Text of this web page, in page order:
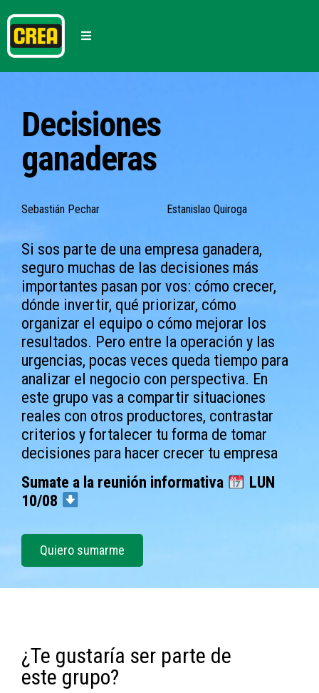
Decisiones
ganaderas
Sebastián Pechar Estanislao Quiroga
Si sos parte de una empresa ganadera,
seguro muchas de las decisiones más
importantes pasan por vos: cómo crecer,
dónde invertir, qué priorizar, cómo
organizar el equipo o cómo mejorar los
resultados. Pero entre la operación y las
urgencias, pocas veces queda tiempo para
analizar el negocio con perspectiva. En
este grupo vas a compartir situaciones
reales con otros productores, contrastar
criterios y fortalecer tu forma de tomar
decisiones para hacer crecer tu empresa
Sumate a la reunión informativa ​
​ LUN
10/08
Quiero sumarme
¿Te gustaría ser parte de
este grupo?